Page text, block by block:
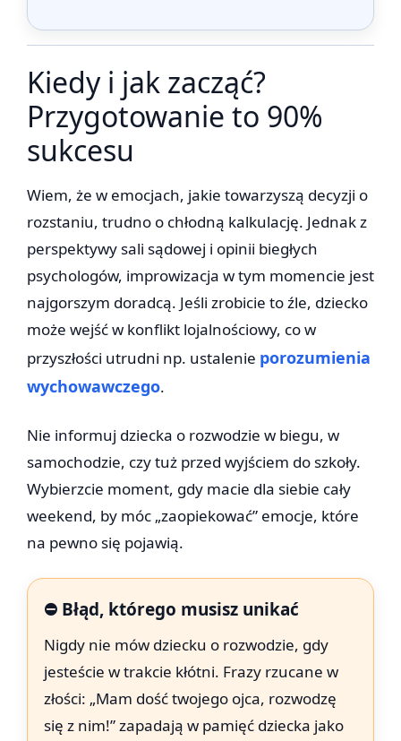
Kiedy i jak zacząć?
Przygotowanie to 90%
sukcesu
Wiem, że w emocjach, jakie towarzyszą decyzji o
rozstaniu, trudno o chłodną kalkulację. Jednak z
perspektywy sali sądowej i opinii biegłych
psychologów, improwizacja w tym momencie jest
najgorszym doradcą. Jeśli zrobicie to źle, dziecko
może wejść w konflikt lojalnościowy, co w
przyszłości utrudni np. ustalenie porozumienia
wychowawczego.
Nie informuj dziecka o rozwodzie w biegu, w
samochodzie, czy tuż przed wyjściem do szkoły.
Wybierzcie moment, gdy macie dla siebie cały
weekend, by móc „zaopiekować” emocje, które
na pewno się pojawią.
⛔ Błąd, którego musisz unikać
Nigdy nie mów dziecku o rozwodzie, gdy
jesteście w trakcie kłótni. Frazy rzucane w
złości: „Mam dość twojego ojca, rozwodzę
się z nim!” zapadają w pamięć dziecka jako